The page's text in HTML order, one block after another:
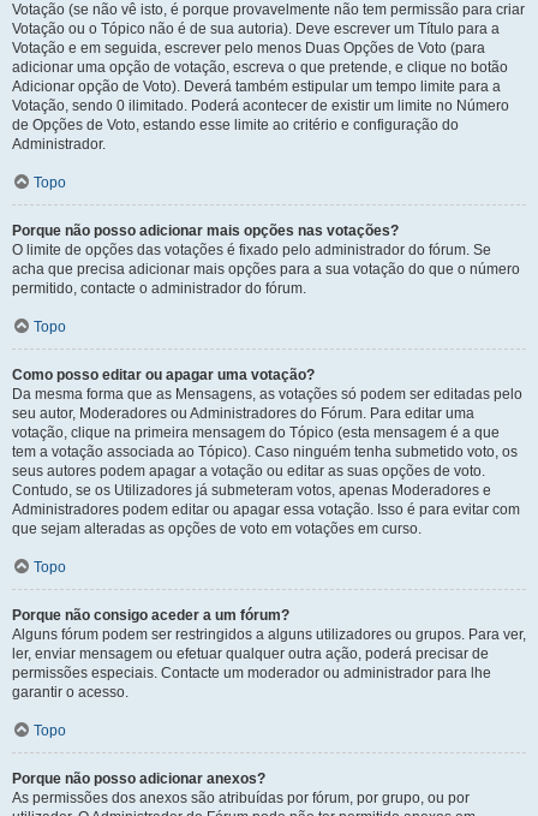
Votação (se não vê isto, é porque provavelmente não tem permissão para criar
Votação ou o Tópico não é de sua autoria). Deve escrever um Título para a
Votação e em seguida, escrever pelo menos Duas Opções de Voto (para
adicionar uma opção de votação, escreva o que pretende, e clique no botão
Adicionar opção de Voto). Deverá também estipular um tempo limite para a
Votação, sendo 0 ilimitado. Poderá acontecer de existir um limite no Número
de Opções de Voto, estando esse limite ao critério e configuração do
Administrador.
Topo
Porque não posso adicionar mais opções nas votações?
O limite de opções das votações é fixado pelo administrador do fórum. Se
acha que precisa adicionar mais opções para a sua votação do que o número
permitido, contacte o administrador do fórum.
Topo
Como posso editar ou apagar uma votação?
Da mesma forma que as Mensagens, as votações só podem ser editadas pelo
seu autor, Moderadores ou Administradores do Fórum. Para editar uma
votação, clique na primeira mensagem do Tópico (esta mensagem é a que
tem a votação associada ao Tópico). Caso ninguém tenha submetido voto, os
seus autores podem apagar a votação ou editar as suas opções de voto.
Contudo, se os Utilizadores já submeteram votos, apenas Moderadores e
Administradores podem editar ou apagar essa votação. Isso é para evitar com
que sejam alteradas as opções de voto em votações em curso.
Topo
Porque não consigo aceder a um fórum?
Alguns fórum podem ser restringidos a alguns utilizadores ou grupos. Para ver,
ler, enviar mensagem ou efetuar qualquer outra ação, poderá precisar de
permissões especiais. Contacte um moderador ou administrador para lhe
garantir o acesso.
Topo
Porque não posso adicionar anexos?
As permissões dos anexos são atribuídas por fórum, por grupo, ou por